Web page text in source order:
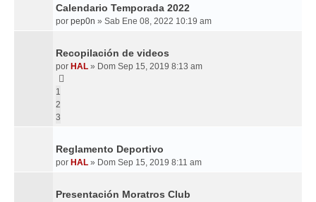
Calendario Temporada 2022
por pep0n » Sab Ene 08, 2022 10:19 am
Recopilación de videos
por HAL » Dom Sep 15, 2019 8:13 am
1
2
3
Reglamento Deportivo
por HAL » Dom Sep 15, 2019 8:11 am
Presentación Moratros Club